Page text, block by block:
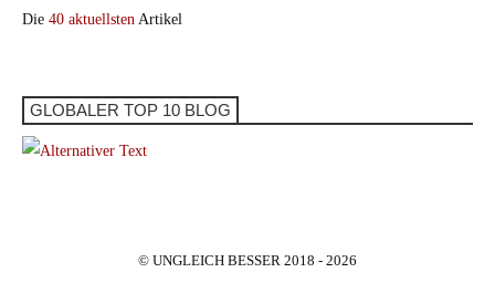
Die 40 aktuellsten Artikel
GLOBALER TOP 10 BLOG
© UNGLEICH BESSER 2018 - 2026